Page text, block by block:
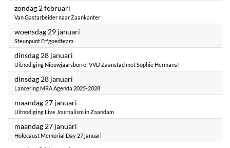
zondag 2 februari
Van Gastarbeider naar Zaankanter
woensdag 29 januari
Steunpunt Erfgoedteam
dinsdag 28 januari
Uitnodiging Nieuwjaarsborrel VVD Zaanstad met Sophie Hermans!
dinsdag 28 januari
Lancering MRA Agenda 2025-2028
maandag 27 januari
Uitnodiging Live Journalism in Zaandam
maandag 27 januari
Holocaust Memorial Day 27 januari